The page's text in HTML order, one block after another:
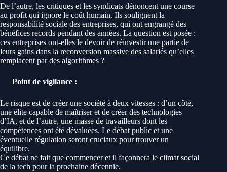
De l’autre, les critiques et les syndicats dénoncent une course
au profit qui ignore le coût humain. Ils soulignent la
responsabilité sociale des entreprises, qui ont engrangé des
bénéfices records pendant des années. La question est posée :
ces entreprises ont-elles le devoir de réinvestir une partie de
leurs gains dans la reconversion massive des salariés qu’elles
remplacent par des algorithmes ?
Point de vigilance :
Le risque est de créer une société à deux vitesses : d’un côté,
une élite capable de maîtriser et de créer des technologies
d’IA, et de l’autre, une masse de travailleurs dont les
compétences ont été dévaluées. Le débat public et une
éventuelle régulation seront cruciaux pour trouver un
équilibre.
Ce débat ne fait que commencer et il façonnera le climat social
de la tech pour la prochaine décennie.